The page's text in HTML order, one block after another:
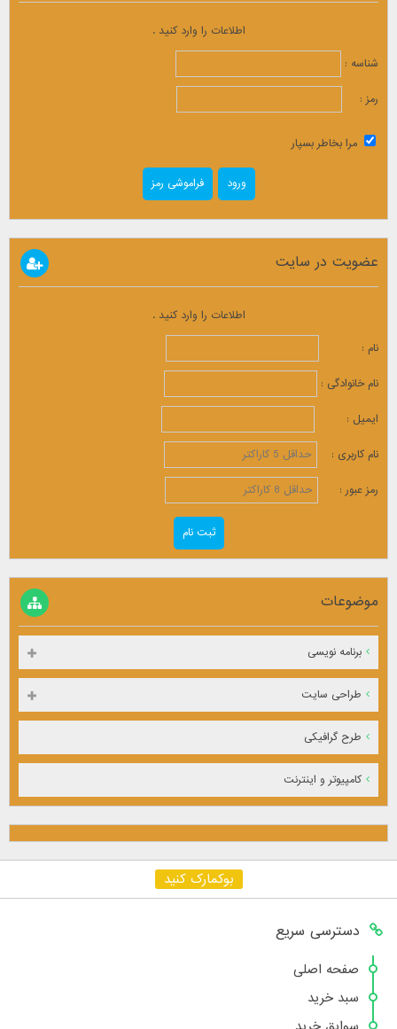
اطلاعات را وارد کنید .
شناسه :
رمز :
مرا بخاطر بسپار
فراموشی رمز
عضویت در سایت
اطلاعات را وارد کنید .
نام :
نام خانوادگی :
ایمیل :
نام کاربری :
رمز عبور :
موضوعات
برنامه نویسی
طراحی سایت
طرح گرافیکی
کامپیوتر و اینترنت
بوکمارک کنید
دسترسی سریع
صفحه اصلی
سبد خرید